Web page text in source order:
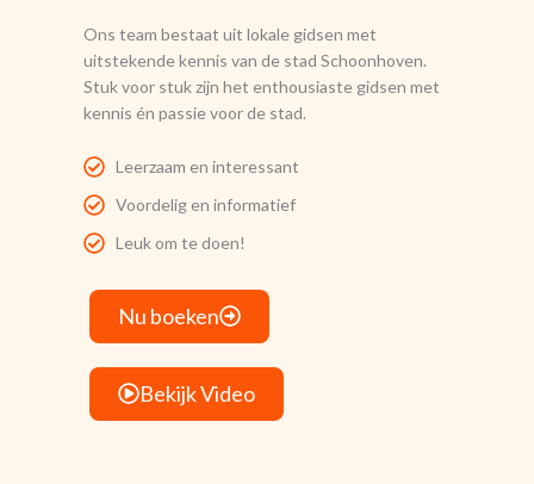
Ons team bestaat uit lokale gidsen met
uitstekende kennis van de stad Schoonhoven.
Stuk voor stuk zijn het enthousiaste gidsen met
kennis én passie voor de stad.
Leerzaam en interessant
Voordelig en informatief
Leuk om te doen!
Nu boeken
Bekijk Video